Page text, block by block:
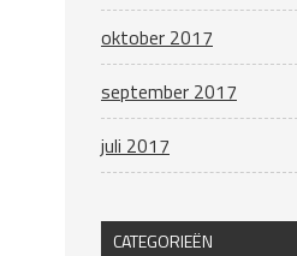
oktober 2017
september 2017
juli 2017
CATEGORIEËN